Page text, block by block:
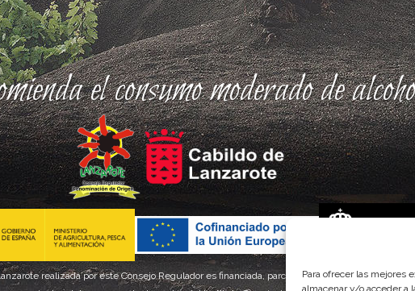
Para ofrecer las mejores
almacenar y/o acceder a
el consumo moderado de
realizada por este Consejo Regulador es financiada, parcialmente, por el Gobierno de